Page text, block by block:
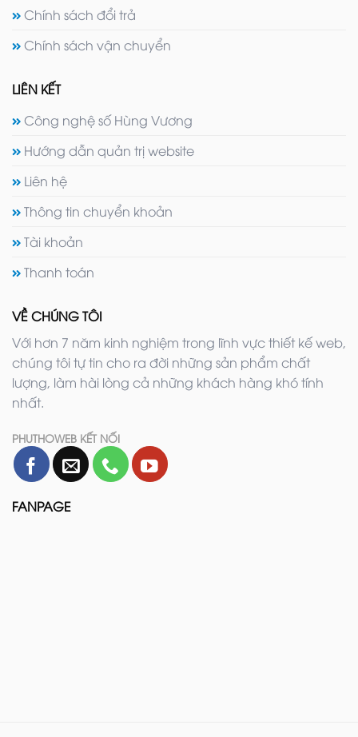
Chính sách đổi trả
Chính sách vận chuyển
LIÊN KẾT
Công nghệ số Hùng Vương
Hướng dẫn quản trị website
Liên hệ
Thông tin chuyển khoản
Tài khoản
Thanh toán
VỀ CHÚNG TÔI
Với hơn 7 năm kinh nghiệm trong lĩnh vực thiết kế web,
chúng tôi tự tin cho ra đời những sản phẩm chất
lượng, làm hài lòng cả những khách hàng khó tính
nhất.
PHUTHOWEB KẾT NỐI
FANPAGE